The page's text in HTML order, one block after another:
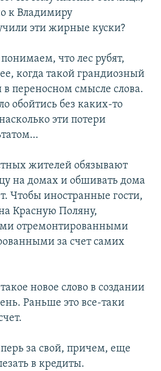
к Владимиру
эти жирные куски?
что лес рубят,
когда такой грандиозный
в переносном смысле слова.
обойтись без каких-то
эти потери
жителей обязывают
на домах и обшивать дома
Чтобы иностранные гости,
Красную Поляну,
отремонтированными
за счет самих
новое слово в создании
Раньше это все-таки
за свой, причем, еще
в кредиты.